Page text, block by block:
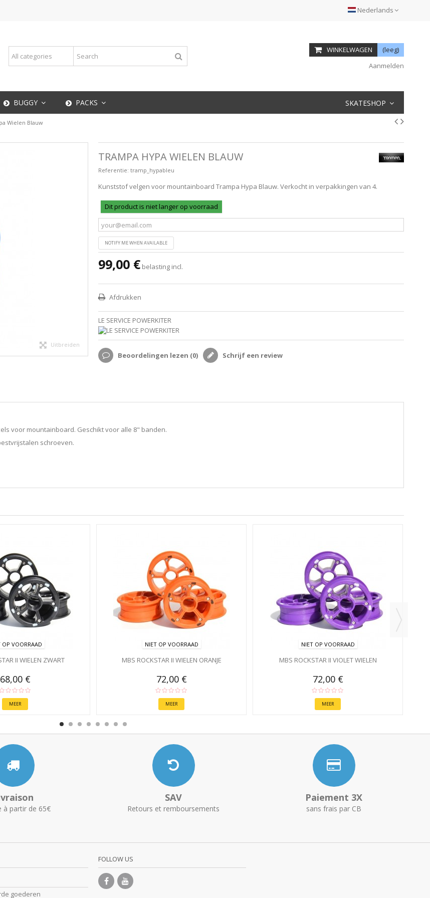
Nederlands
WINKELWAGEN
(leeg)
Aanmelden
BUGGY PACKS SKATESHOP
Wielen Blauw
Uitbreiden
TRAMPA HYPA WIELEN BLAUW
Referentie: tramp_hypableu
Kunststof velgen voor mountainboard Trampa Hypa Blauw. Verkocht in verpakkingen van 4.
Dit product is niet langer op voorraad
NOTIFY ME WHEN AVAILABLE
99,00 € belasting incl.
Afdrukken
LE SERVICE POWERKITER
Beoordelingen lezen (0) Schrijf een review
voor mountainboard. Geschikt voor alle 8" banden.
schroeven.
OP VOORRAAD
II WIELEN ZWART
68,00 €
MEER
NIET OP VOORRAAD
MBS ROCKSTAR II WIELEN ORANJE
72,00 €
MEER
NIET OP VOORRAAD
MBS ROCKSTAR II VIOLET WIELEN
72,00 €
MEER
à partir de 65€
SAV
Retours et remboursements
Paiement 3X
sans frais par CB
goederen
FOLLOW US